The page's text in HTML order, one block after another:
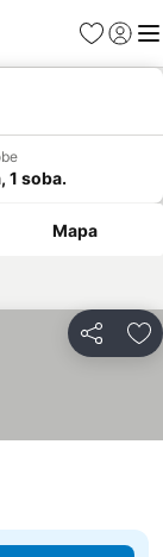
FavoritiPrijavi
1 soba.
Mapa
Deli